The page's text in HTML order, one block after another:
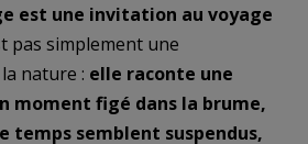
est une invitation au voyage
pas simplement une
nature : elle raconte une
moment figé dans la brume,
temps semblent suspendus,